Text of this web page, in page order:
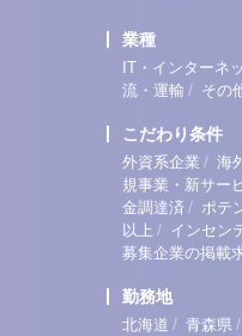
業種
IT・インターネ
流・運輸 / その
こだわり条件
外資系企業 / 海
規事業・新サー
金調達済 / ポテ
以上 / インセン
募集企業の掲載
勤務地
北海道 / 青森県 /